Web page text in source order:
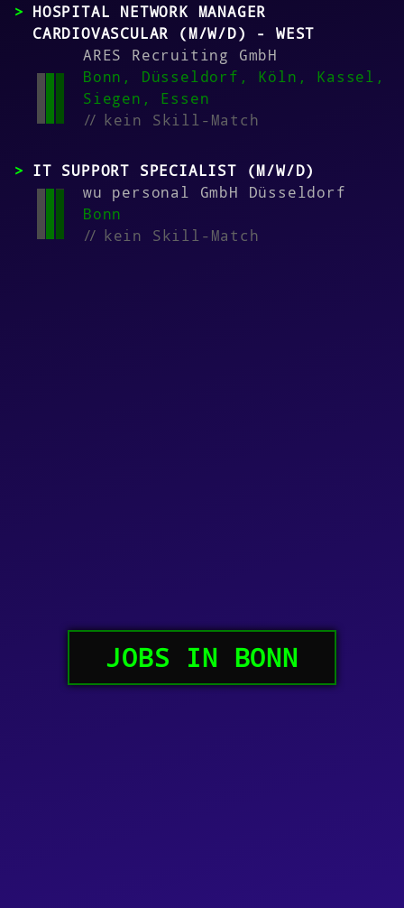
HOSPITAL NETWORK MANAGER
CARDIOVASCULAR (M/W/D) - WEST
ARES Recruiting GmbH
Bonn, Düsseldorf, Köln, Kassel,
Siegen, Essen
//kein Skill-Match
IT SUPPORT SPECIALIST (M/W/D)
wu personal GmbH Düsseldorf
Bonn
//kein Skill-Match
JOBS IN BONN